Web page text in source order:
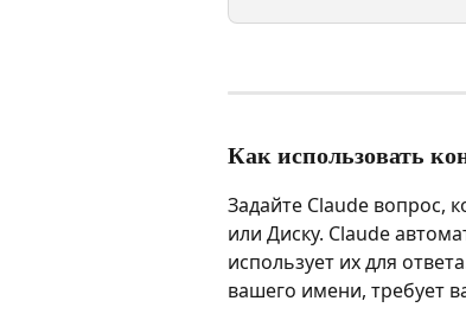
Как использовать
Задайте Claude вопрос,
или Диску. Claude
использует их для
вашего имени, требует